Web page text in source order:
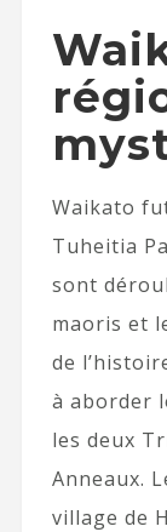
Waikato
Tuheitia
sont
maoris et
de
à aborder
les deux
Anneaux.
village de